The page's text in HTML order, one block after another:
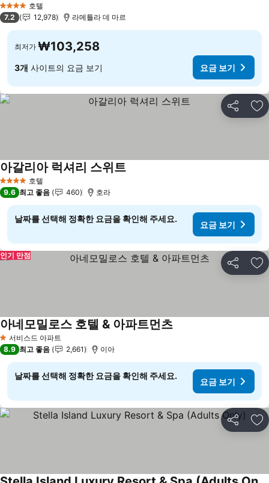
4 성급 호텔
7.2 12,978 라메틀라 데 마르
최저가 ₩103,258
3개 사이트의 요금 보기 요금 보기
공유 즐
4 성급 호텔
아갈리아 럭셔리 스위트요금 보기
9.6 최고 좋음 460 호라
날짜를 선택해 정확한 요금을 확인해 주세요.
요금 보기
공유 즐
인기 만점
1 성급서비스드 아파트
아네모밀로스 호텔 & 아파트먼츠요금 보기
8.9 최고 좋음 2,661 이아
날짜를 선택해 정확한 요금을 확인해 주세요.
요금 보기
공유 즐